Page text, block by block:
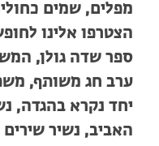
מפלים, שמים
הצטרפו אלינו
ספר שדה גולן,
ערב חג משותף,
יחד נקרא בהגדה,
האביב, נשיר